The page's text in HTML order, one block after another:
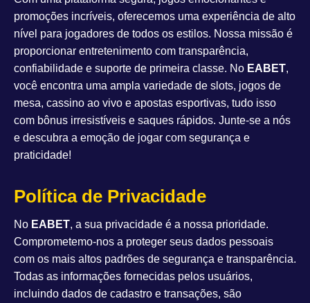
promoções incríveis, oferecemos uma experiência de alto
nível para jogadores de todos os estilos. Nossa missão é
proporcionar entretenimento com transparência,
confiabilidade e suporte de primeira classe. No EABET,
você encontra uma ampla variedade de slots, jogos de
mesa, cassino ao vivo e apostas esportivas, tudo isso
com bônus irresistíveis e saques rápidos. Junte-se a nós
e descubra a emoção de jogar com segurança e
praticidade!
Política de Privacidade
No EABET, a sua privacidade é a nossa prioridade.
Comprometemo-nos a proteger seus dados pessoais
com os mais altos padrões de segurança e transparência.
Todas as informações fornecidas pelos usuários,
incluindo dados de cadastro e transações, são